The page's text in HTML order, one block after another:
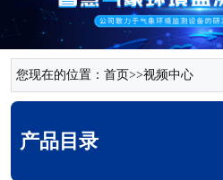
您现在的位置： 首页>>视频中心
产品目录